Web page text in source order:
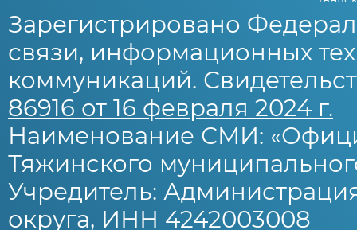
Зарегистрировано
связи, информационных
коммуникаций.
86916 от 16 февраля 2024 г.
Наименование СМИ:
Тяжинского
Учредитель:
округа, ИНН 4242003008